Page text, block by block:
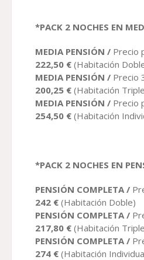
*PACK 2 NOCHES EN
MEDIA PENSIÓN / Precio
222,50 € (Habitación
MEDIA PENSIÓN / Precio
200,25 € (Habitación
MEDIA PENSIÓN / Precio
254,50 € (Habitación
*PACK 2 NOCHES EN
PENSIÓN COMPLETA /
242 € (Habitación Doble)
PENSIÓN COMPLETA /
217,80 € (Habitación
PENSIÓN COMPLETA /
274 € (Habitación